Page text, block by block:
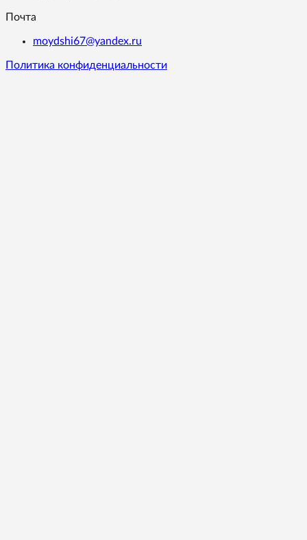
Почта
moydshi67@yandex.ru
Политика конфиденциальности